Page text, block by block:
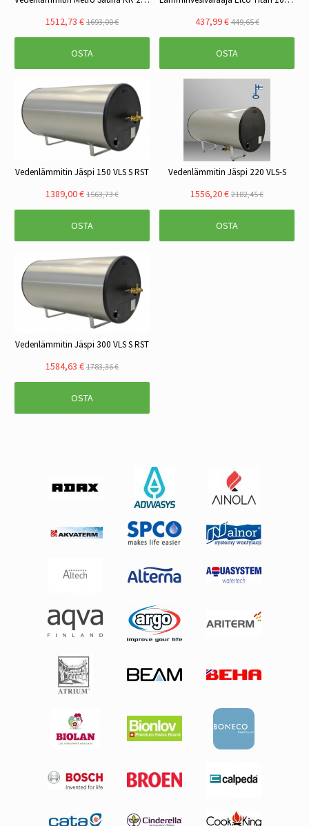
1512,73 € 1693,00 €
OSTA
437,99 € 449,65 €
OSTA
Vedenlämmitin Jäspi 150 VLS S RST
1389,00 € 1563,73 €
OSTA
Vedenlämmitin Jäspi 220 VLS-S
1556,20 € 2182,45 €
OSTA
Vedenlämmitin Jäspi 300 VLS S RST
1584,63 € 1783,36 €
OSTA